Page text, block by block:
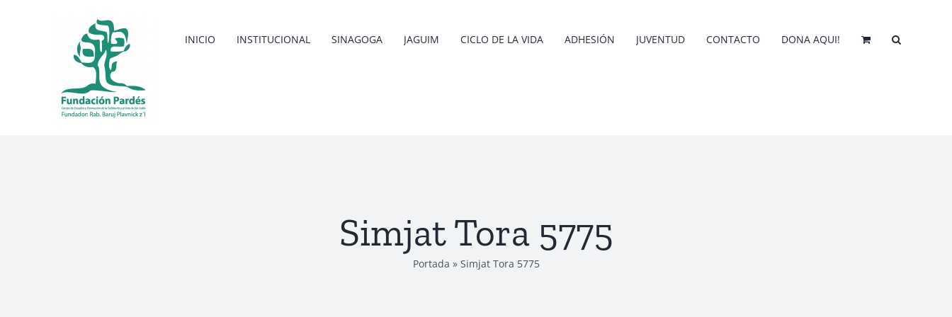
INICIO INSTITUCIONAL SINAGOGA JAGUIM CICLO DE LA VIDA ADHESIÓN JUVENTUD CONTACTO DONA AQUI!
Simjat Tora 5775
Portada » Simjat Tora 5775